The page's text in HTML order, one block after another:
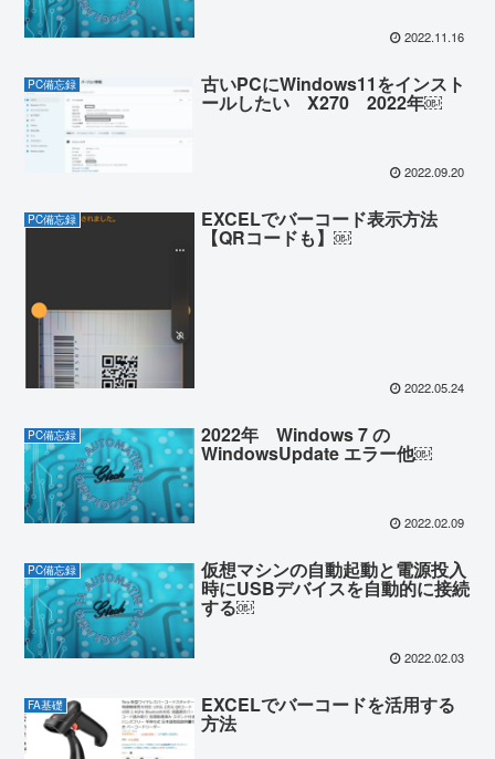
2022.11.16
PC備忘録 古いPCにWindows11をインスト
ールしたい X270 2022年￼
2022.09.20
PC備忘録 EXCELでバーコード表示方法
【QRコードも】￼
2022.05.24
PC備忘録 2022年 Windows 7 の
WindowsUpdate エラー他￼
2022.02.09
PC備忘録 仮想マシンの自動起動と電源投入
時にUSBデバイスを自動的に接続
する￼
2022.02.03
FA基礎 EXCELでバーコードを活用する
方法